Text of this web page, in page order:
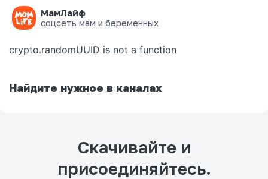
МамЛайф
соцсеть мам и беременных
Ошибка на странице
crypto.randomUUID is not a function
Найдите нужное в каналах
Скачивайте и
присоединяйтесь.